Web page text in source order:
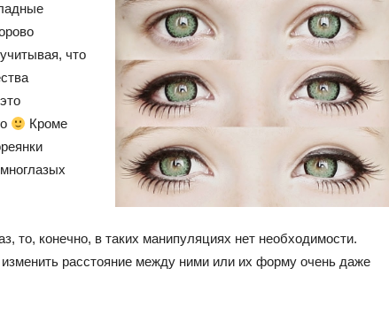
что
Кроме
то, конечно, в таких манипуляциях нет необходимости.
расстояние между ними или их форму очень даже